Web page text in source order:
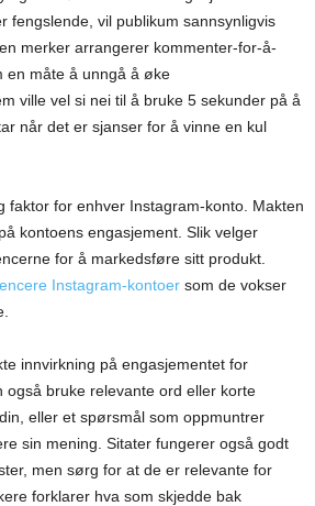
fengslende, vil publikum sannsynligvis
merker arrangerer kommenter-for-å-
en måte å unngå å øke
ville vel si nei til å bruke 5 sekunder på å
når det er sjanser for å vinne en kul
faktor for enhver Instagram-konto. Makten
kontoens engasjement. Slik velger
for å markedsføre sitt produkt.
Instagram-kontoer som de vokser
innvirkning på engasjementet for
også bruke relevante ord eller korte
eller et spørsmål som oppmuntrer
sin mening. Sitater fungerer også godt
men sørg for at de er relevante for
forklarer hva som skjedde bak